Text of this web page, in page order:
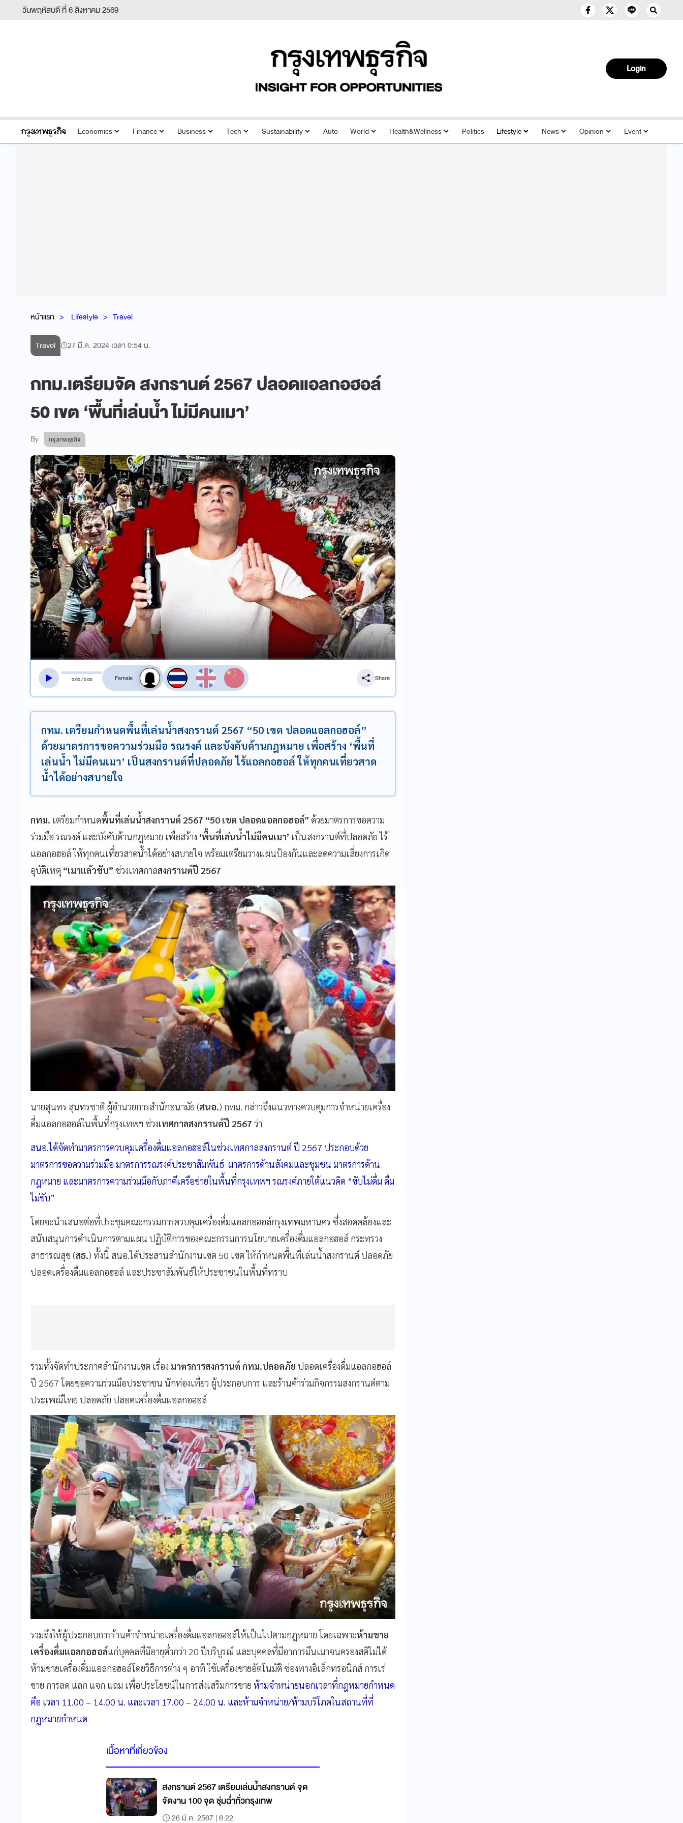
วันพฤหัสบดี ที่ 6 สิงหาคม 2569
Login
Economics Finance Business Tech Sustainability Auto World Health&Wellness Politics Lifestyle News Opinion Event
หน้าแรก Lifestyle Travel
Travel 27 มี.ค. 2024 เวลา 0:54 น.
กทม.เตรียมจัด สงกรานต์ 2567 ปลอดแอลกอฮอล์
50 เขต ‘พื้นที่เล่นน้ำ ไม่มีคนเมา’
By กรุงเทพธุรกิจ
0:00/0:00
สลับเสียงอ่าน
Share
กทม. เตรียมกำหนดพื้นที่เล่นน้ำสงกรานต์ 2567 “50 เขต ปลอดแอลกอฮอล์”
ด้วยมาตรการขอความร่วมมือ รณรงค์ และบังคับด้านกฎหมาย เพื่อสร้าง ‘พื้นที่
เล่นน้ำ ไม่มีคนเมา’ เป็นสงกรานต์ที่ปลอดภัย ไร้แอลกอฮอล์ ให้ทุกคนเที่ยวสาด
น้ำได้อย่างสบายใจ
กทม. เตรียมกำหนดพื้นที่เล่นน้ำสงกรานต์ 2567 “50 เขต ปลอดแอลกอฮอล์” ด้วยมาตรการขอความ
ร่วมมือ รณรงค์ และบังคับด้านกฎหมาย เพื่อสร้าง ‘พื้นที่เล่นน้ำไม่มีคนเมา’ เป็นสงกรานต์ที่ปลอดภัย ไร้
แอลกอฮอล์ ให้ทุกคนเที่ยวสาดน้ำได้อย่างสบายใจ พร้อมเตรียมวางแผนป้องกันและลดความเสี่ยงการเกิด
อุบัติเหตุ “เมาแล้วขับ” ช่วงเทศกาลสงกรานต์ปี 2567
นายสุนทร สุนทรชาติ ผู้อำนวยการสำนักอนามัย (สนอ.) กทม. กล่าวถึงแนวทางควบคุมการจำหน่ายเครื่อง
ดื่มแอลกอฮอล์ในพื้นที่กรุงเทพฯ ช่วงเทศกาลสงกรานต์ปี 2567 ว่า
สนอ.ได้จัดทำมาตรการควบคุมเครื่องดื่มแอลกอฮอล์ในช่วงเทศกาลสงกรานต์ ปี 2567 ประกอบด้วย
มาตรการขอความร่วมมือ มาตรการรณรงค์ประชาสัมพันธ์ มาตรการด้านสังคมและชุมชน มาตรการด้าน
กฎหมาย และมาตรการความร่วมมือกับภาคีเครือข่ายในพื้นที่กรุงเทพฯ รณรงค์ภายใต้แนวคิด “ขับไม่ดื่ม ดื่ม
ไม่ขับ”
โดยจะนำเสนอต่อที่ประชุมคณะกรรมการควบคุมเครื่องดื่มแอลกอฮอล์กรุงเทพมหานคร ซึ่งสอดคล้องและ
สนับสนุนการดำเนินการตามแผน ปฏิบัติการของคณะกรรมการนโยบายเครื่องดื่มแอลกอฮอล์ กระทรวง
สาธารณสุข (สธ.) ทั้งนี้ สนอ.ได้ประสานสำนักงานเขต 50 เขต ให้กำหนดพื้นที่เล่นน้ำสงกรานต์ ปลอดภัย
ปลอดเครื่องดื่มแอลกอฮอล์ และประชาสัมพันธ์ให้ประชาชนในพื้นที่ทราบ
รวมทั้งจัดทำประกาศสำนักงานเขต เรื่อง มาตรการสงกรานต์ กทม.ปลอดภัย ปลอดเครื่องดื่มแอลกอฮอล์
ปี 2567 โดยขอความร่วมมือประชาชน นักท่องเที่ยว ผู้ประกอบการ และร้านค้าร่วมกิจกรรมสงกรานต์ตาม
ประเพณีไทย ปลอดภัย ปลอดเครื่องดื่มแอลกอฮอล์
รวมถึงให้ผู้ประกอบการร้านค้าจำหน่ายเครื่องดื่มแอลกอฮอล์ให้เป็นไปตามกฎหมาย โดยเฉพาะห้ามขาย
เครื่องดื่มแอลกอฮอล์แก่บุคคลที่มีอายุต่ำกว่า 20 ปีบริบูรณ์ และบุคคลที่มีอาการมึนเมาจนครองสติไม่ได้
ห้ามขายเครื่องดื่มแอลกอฮอล์โดยวิธีการต่าง ๆ อาทิ ใช้เครื่องขายอัตโนมัติ ช่องทางอิเล็กทรอนิกส์ การเร่
ขาย การลด แลก แจก แถม เพื่อประโยชน์ในการส่งเสริมการขาย ห้ามจำหน่ายนอกเวลาที่กฎหมายกำหนด
คือ เวลา 11.00 – 14.00 น. และเวลา 17.00 – 24.00 น. และห้ามจำหน่าย/ห้ามบริโภคในสถานที่ที่
กฎหมายกำหนด
เนื้อหาที่เกี่ยวข้อง
สงกรานต์ 2567 เตรียมเล่นน้ำสงกรานต์ จุด
จัดงาน 100 จุด ชุ่มฉ่ำทั่วกรุงเทพ
26 มี.ค. 2567 | 6:22